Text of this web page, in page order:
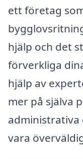
ett företag
hjälp och det
förverkliga
hjälp av
mer på själva
administrativa
vara